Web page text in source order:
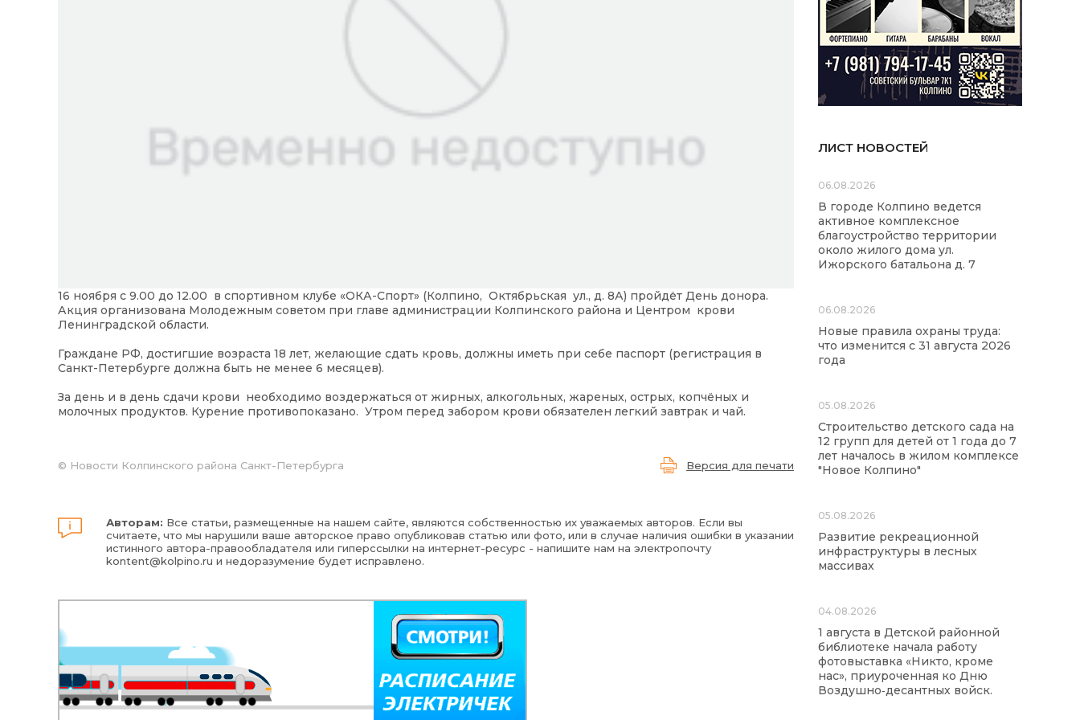
16 ноября с 9.00 до 12.00 в спортивном клубе «ОКА-Спорт» (Колпино, Октябрьская ул., д. 8А) пройдёт День донора.
Акция организована Молодежным советом при главе администрации Колпинского района и Центром крови
Ленинградской области.
Граждане РФ, достигшие возраста 18 лет, желающие сдать кровь, должны иметь при себе паспорт (регистрация в
Санкт-Петербурге должна быть не менее 6 месяцев).
За день и в день сдачи крови необходимо воздержаться от жирных, алкогольных, жареных, острых, копчёных и
молочных продуктов. Курение противопоказано. Утром перед забором крови обязателен легкий завтрак и чай.
© Новости Колпинского района Санкт-Петербурга Версия для печати
Авторам: Все статьи, размещенные на нашем сайте, являются собственностью их уважаемых авторов. Если вы
считаете, что мы нарушили ваше авторское право опубликовав статью или фото, или в случае наличия ошибки в указании
истинного автора-правообладателя или гиперссылки на интернет-ресурс - напишите нам на электропочту
kontent@kolpino.ru и недоразумение будет исправлено.
ЛИСТ НОВОСТЕЙ
06.08.2026
В городе Колпино ведется
активное комплексное
благоустройство территории
около жилого дома ул.
Ижорского батальона д. 7
06.08.2026
Новые правила охраны труда:
что изменится с 31 августа 2026
года
05.08.2026
Строительство детского сада на
12 групп для детей от 1 года до 7
лет началось в жилом комплексе
"Новое Колпино"
05.08.2026
Развитие рекреационной
инфраструктуры в лесных
массивах
04.08.2026
1 августа в Детской районной
библиотеке начала работу
фотовыставка «Никто, кроме
нас», приуроченная ко Дню
Воздушно‑десантных войск.